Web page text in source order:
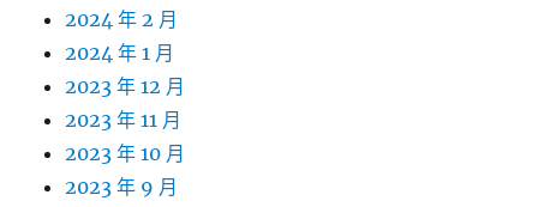
2024 年 2 月
2024 年 1 月
2023 年 12 月
2023 年 11 月
2023 年 10 月
2023 年 9 月